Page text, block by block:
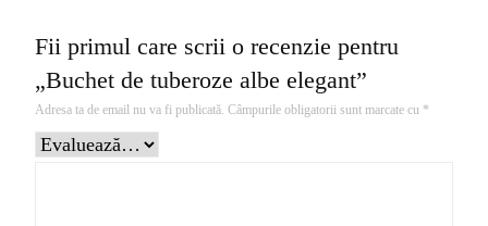
Fii primul care scrii o recenzie pentru
„Buchet de tuberoze albe elegant”
Adresa ta de email nu va fi publicată. Câmpurile obligatorii sunt marcate cu *